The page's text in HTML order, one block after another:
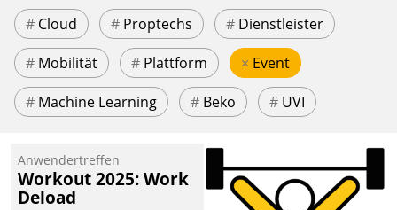
# Cloud # Proptechs # Dienstleister
# Mobilität # Plattform × Event
# Machine Learning # Beko # UVI
Anwendertreffen
Workout 2025: Work
Deload